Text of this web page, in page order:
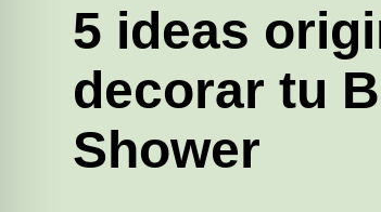
5 ideas
decorar tu
Shower